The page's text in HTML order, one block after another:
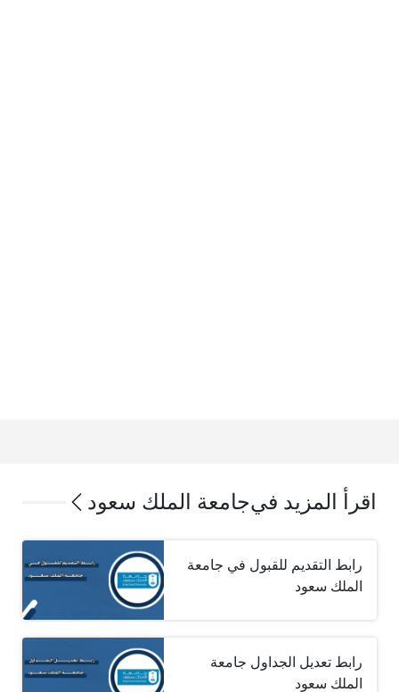
اقرأ المزيد فيجامعة الملك سعود
رابط التقديم للقبول في جامعة
الملك سعود
رابط تعديل الجداول جامعة
الملك سعود